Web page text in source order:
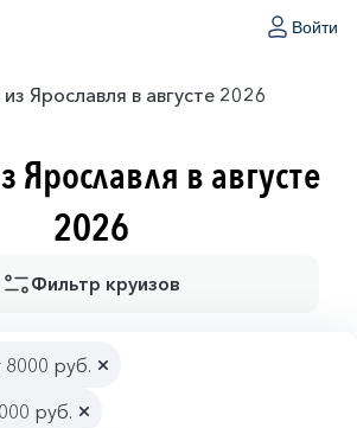
Войти
Ярославля в августе 2026
Ярославля в августе
2026
Фильтр круизов
руб.
руб.